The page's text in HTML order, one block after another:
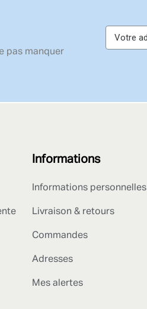
pas manquer
Informations
Informations personnelles
Livraison & retours
Commandes
Adresses
Mes alertes